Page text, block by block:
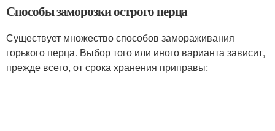
Способы заморозки острого перца
Существует множество способов замораживания
горького перца. Выбор того или иного варианта зависит,
прежде всего, от срока хранения приправы: